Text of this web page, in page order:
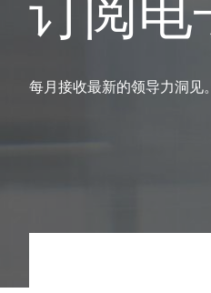
订阅电
每月接收最新的领导力洞见。